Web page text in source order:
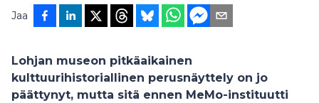
Jaa
Lohjan museon pitkäaikainen
kulttuurihistoriallinen perusnäyttely on jo
päättynyt, mutta sitä ennen MeMo-instituutti